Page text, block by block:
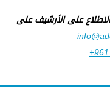
على الأرشيف على